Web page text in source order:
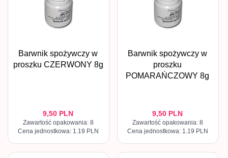
Barwnik spożywczy w
proszku CZERWONY 8g
9,50 PLN
Zawartość opakowania: 8
Cena jednostkowa: 1.19 PLN
Barwnik spożywczy w
proszku
POMARAŃCZOWY 8g
9,50 PLN
Zawartość opakowania: 8
Cena jednostkowa: 1.19 PLN